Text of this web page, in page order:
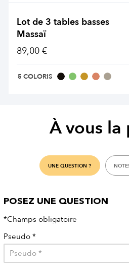
Lot de 3 tables basses
Massaï
89,00 €
5 COLORIS
À vous la
UNE QUESTION ?
POSEZ UNE QUESTION
*Champs obligatoire
Pseudo *